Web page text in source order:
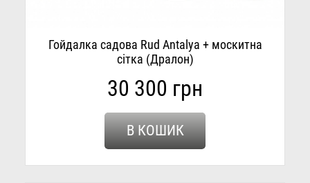
Гойдалка садова Rud Antalya + москитна
сітка (Дралон)
30 300 грн
В КОШИК